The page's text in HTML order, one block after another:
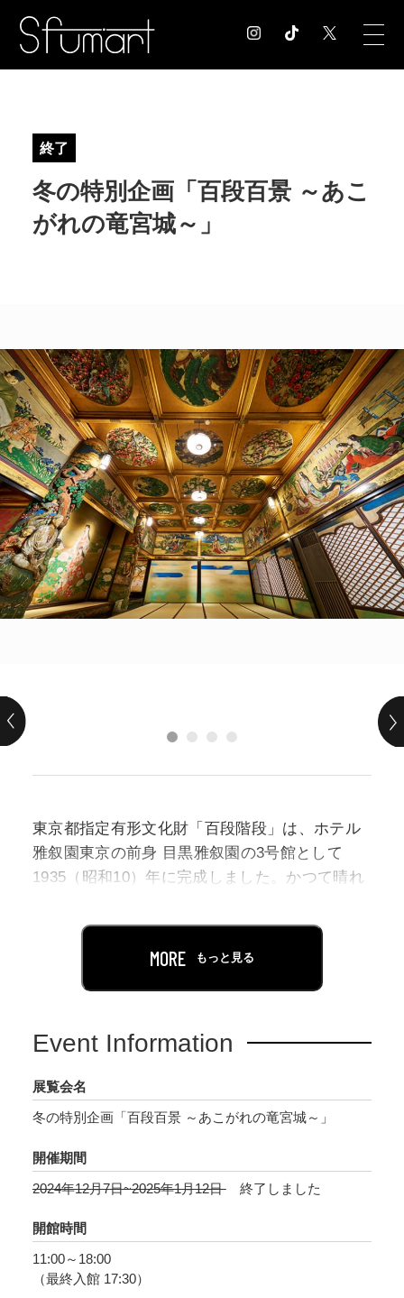
EXHIBITION 展覧会情報
MUSEUM 美術館情報
POLICY COMPANY
終了
冬の特別企画「百段百景 ～あこ
がれの竜宮城～」
東京都指定有形文化財「百段階段」は、ホテル
雅叙園東京の前身 目黒雅叙園の3号館として
1935（昭和10）年に完成しました。かつて晴れ
階段廊下が繋いでおり、ホテル内に当時のまま
残る唯一の木造建築です。
建具など細部にまでこだわった往時の手仕事を
と称された旧目黒雅叙園のエピソードも紹介し
ます。
MORE もっと見る
Event Information
展覧会名
冬の特別企画「百段百景 ～あこがれの竜宮城～」
開催期間
2024年12月7日~2025年1月12日
終了しました
開館時間
11:00～18:00
（最終入館 17:30）